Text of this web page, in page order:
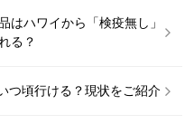
はハワイから「検疫無し」
る？
つ頃行ける？現状をご紹介